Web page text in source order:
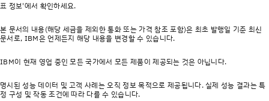
표 정보'에서 확인하세요.
본 문서의 내용(해당 세금을 제외한 통화 또는 가격 참조 포함)은 최초 발행일 기준 최신
문서로, IBM은 언제든지 해당 내용을 변경할 수 있습니다.
IBM이 현재 영업 중인 모든 국가에서 모든 제품이 제공되는 것은 아닙니다.
명시된 성능 데이터 및 고객 사례는 오직 정보 목적으로 제공됩니다. 실제 성능 결과는 특
정 구성 및 작동 조건에 따라 다를 수 있습니다.